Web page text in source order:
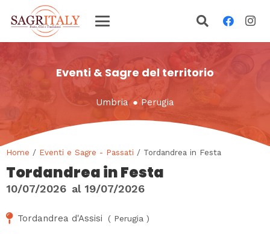
Eventi & Sagre del territorio
Umbria ● Perugia
Home / Eventi e Sagre - Passati / Tordandrea in Festa
Tordandrea in Festa
10/07/2026 al 19/07/2026
Tordandrea d'Assisi ( Perugia )